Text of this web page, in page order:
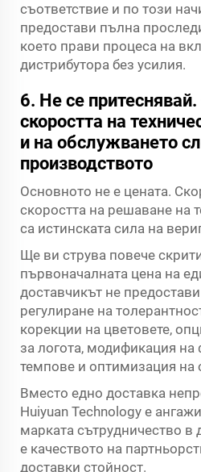
съответствие и по този
предостави пълна
което прави процеса на
дистрибутора без усилия.
6. Не се
скоростта на
и на обслужването
производството
Основното не е цената.
скоростта на решаване на
са истинската сила на
Ще ви струва повече
първоначалната цена на
доставчикът не предостави
регулиране на
корекции на цветовете,
за логота, модификация
темпове и оптимизация на
Вместо едно доставка
Huiyuan Technology е
марката сътрудничество в
е качеството на
доставки стойност.